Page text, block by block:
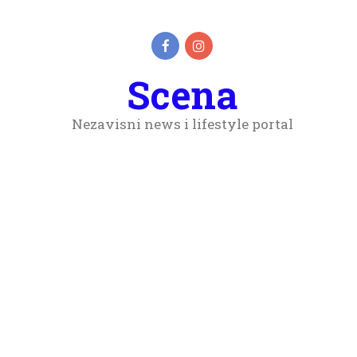
Scena
Nezavisni news i lifestyle portal